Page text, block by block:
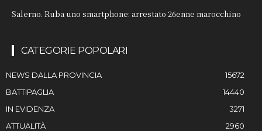
Salerno. Ruba uno smartphone: arrestato 26enne marocchino
CATEGORIE POPOLARI
NEWS DALLA PROVINCIA
15672
BATTIPAGLIA
14440
IN EVIDENZA
3271
ATTUALITÀ
2960